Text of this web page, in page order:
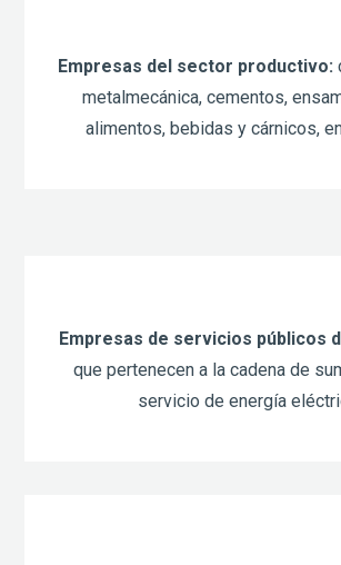
Empresas del sector productivo:
metalmecánica, cementos,
alimentos, bebidas y cárnicos,
Empresas de servicios públicos
que pertenecen a la cadena de
servicio de energía